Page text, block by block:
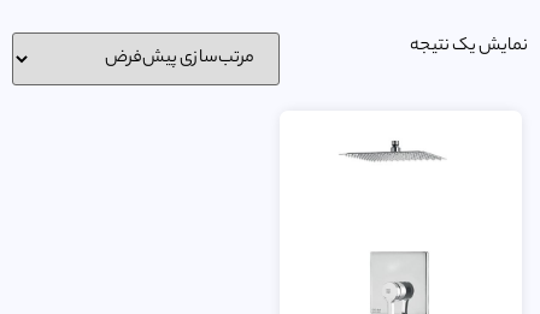
نمایش یک نتیجه